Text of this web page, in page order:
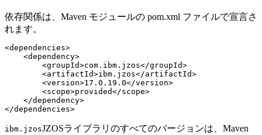
依存関係は、Maven モジュールの pom.xml ファイルで宣言さ
れます。
<dependencies>
    <dependency>
        <groupId>com.ibm.jzos</groupId>
        <artifactId>ibm.jzos</artifactId>
        <version>17.0.19.0</version>
        <scope>provided</scope>
    </dependency>
ibm.jzosJZOSライブラリのすべてのバージョンは、Maven